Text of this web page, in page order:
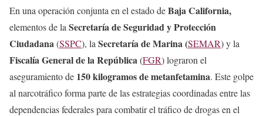
En una operación conjunta en el estado deBaja California,
elementos de la Secretaría de Seguridad y Protección
Ciudadana(SSPC), la Secretaría de Marina (SEMAR) y la
Fiscalía General de la República(FGR) lograron el
aseguramiento de 150 kilogramos de metanfetamina. Este golpe
al narcotráfico forma parte de las estrategias coordinadas entre las
dependencias federales para combatir el tráfico de drogas en el